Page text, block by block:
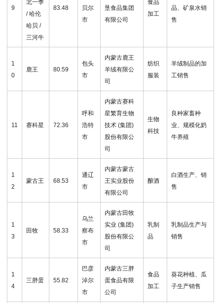
9
北一季
/ 哈伦
哈贝 /
三河牛
83.48
贝尔
市
垦食品集团
有限公司
食品
加工
品、矿泉水销
售
1
0
鹿王 80.59
包头
市
内蒙古鹿王
羊绒有限公
司
纺织
服装
羊绒制品的加
工销售
11 赛科星 72.36
呼和
浩特
市
内蒙古赛科
星繁育生物
技术 (集团)
股份有限公
司
生物
科技
良种家畜种
业、规模化奶
牛养殖
1
2
蒙古王 68.53
通辽
市
内蒙古蒙古
王实业股份
有限公司
酿酒
白酒生产、销
售
1
3
田牧 58.33
乌兰
察布
市
内蒙古田牧
实业 (集团)
股份有限公
司
乳制
品
乳制品生产与
销售
1
4
三胖蛋 55.82
巴彦
淖尔
市
内蒙古三胖
蛋食品有限
公司
食品
加工
葵花种植、瓜
子生产销售